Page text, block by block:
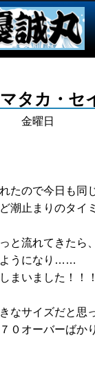
タカ・セ
金曜日
たので今日も同
潮止まりのタイ
と流れてきたら、
ようになり……
まいました！！！
なサイズだと思
０オーバーばか